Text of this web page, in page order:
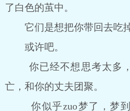
了白色的茧中。
它们是想把你带回去吃
或许吧。
你已经不想思考太多，
亡，和你的丈夫团聚。
你似乎zuo梦了，梦到